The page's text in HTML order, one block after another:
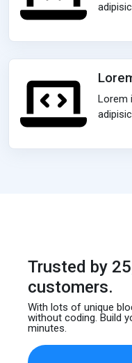
Lorem
Trusted by
customers.
With lots of unique
without coding. Build
minutes.